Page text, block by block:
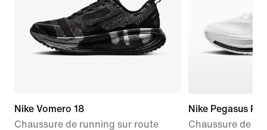
Nike Vomero 18
Chaussure de running sur route
Nike Pegasus
Chaussure de